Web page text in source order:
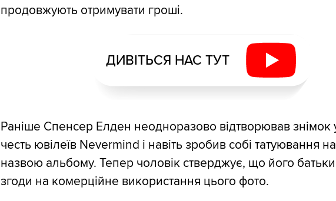
продовжують отримувати гроші.
ДИВІТЬСЯ НАС ТУТ
Раніше Спенсер Елден неодноразово відтворював знімок
честь ювілеїв Nevermind і навіть зробив собі татуювання
назвою альбому. Тепер чоловік стверджує, що його
згоди на комерційне використання цього фото.